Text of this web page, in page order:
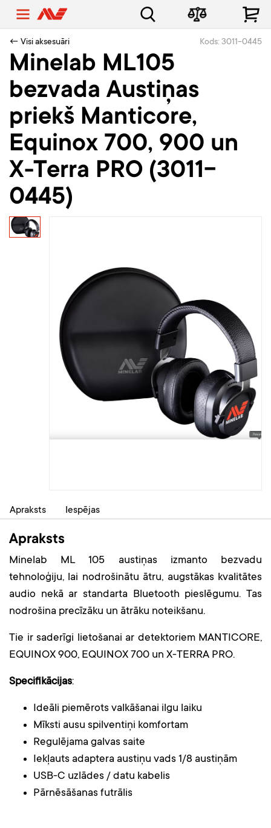
← Visi aksesuāri Kods: 3011-0445
Minelab ML105
bezvada Austiņas
priekš Manticore,
Equinox 700, 900 un
X-Terra PRO (3011-
0445)
Apraksts Iespējas
Apraksts
Minelab ML 105 austiņas izmanto bezvadu
tehnoloģiju, lai nodrošinātu ātru, augstākas kvalitātes
audio nekā ar standarta Bluetooth pieslēgumu. Tas
nodrošina precīzāku un ātrāku noteikšanu.
Tie ir saderīgi lietošanai ar detektoriem MANTICORE,
EQUINOX 900, EQUINOX 700 un X-TERRA PRO.
Specifikācijas:
Ideāli piemērots valkāšanai ilgu laiku
Mīksti ausu spilventiņi komfortam
Regulējama galvas saite
Iekļauts adaptera austiņu vads 1/8 austiņām
USB-C uzlādes / datu kabelis
Pārnēsāšanas futrālis